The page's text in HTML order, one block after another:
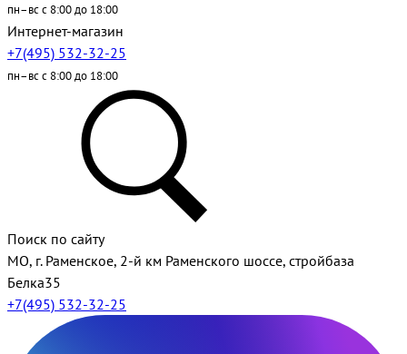
пн–вс с 8:00 до 18:00
Интернет-магазин
+7(495) 532-32-25
пн–вс с 8:00 до 18:00
Поиск по сайту
МО, г. Раменское, 2-й км Раменского шоссе, стройбаза
Белка35
+7(495) 532-32-25